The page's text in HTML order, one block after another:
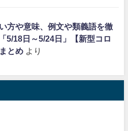
方や意味、例文や類義語を徹
5/18日～5/24日」【新型コロ
とめ より